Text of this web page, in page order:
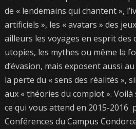
de « lendemains qui chantent »,
artificiels », les « avatars » des
ailleurs les voyages en esprit des
utopies, les mythes ou même la
d’évasion, mais exposent aussi
la perte du « sens des réalités »,
aux « théories du complot ».
ce qui vous attend en 2015-2016
Conférences du Campus